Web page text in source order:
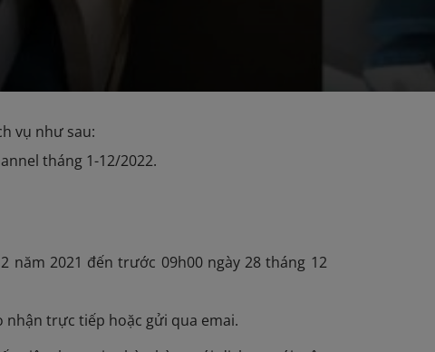
vụ như sau:
tháng 1-12/2022.
năm 2021 đến trước 09h00 ngày 28 tháng 12
nhận trực tiếp hoặc gửi qua emai.